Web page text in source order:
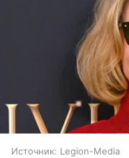
Источник: Legion-Media